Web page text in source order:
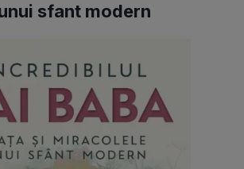
sfant modern